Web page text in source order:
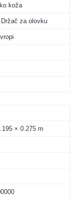
koža
za olovku
× 0.275 m